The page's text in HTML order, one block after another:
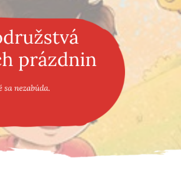
Populárno - náučné pre deti
Všetky kategórie